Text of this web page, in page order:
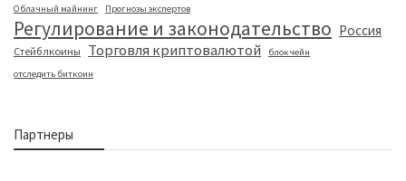
Облачный майнинг Прогнозы экспертов
Регулирование и законодательство Россия
Стейблкоины Торговля криптовалютой
блокчейн
отследить биткоин
Партнеры